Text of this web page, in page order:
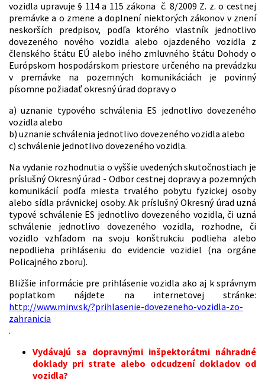
vozidla upravuje § 114 a 115 zákona č. 8/2009 Z. z. o cestnej
premávke a o zmene a doplnení niektorých zákonov v znení
neskorších predpisov, podľa ktorého vlastník jednotlivo
dovezeného nového vozidla alebo ojazdeného vozidla z
členského štátu EÚ alebo iného zmluvného štátu Dohody o
Európskom hospodárskom priestore určeného na prevádzku
v premávke na pozemných komunikáciách je povinný
písomne požiadať okresný úrad dopravy o
a) uznanie typového schválenia ES jednotlivo dovezeného
vozidla alebo
b) uznanie schválenia jednotlivo dovezeného vozidla alebo
c) schválenie jednotlivo dovezeného vozidla.
Na vydanie rozhodnutia o vyššie uvedených skutočnostiach je
príslušný Okresný úrad - Odbor cestnej dopravy a pozemných
komunikácií podľa miesta trvalého pobytu fyzickej osoby
alebo sídla právnickej osoby. Ak príslušný Okresný úrad uzná
typové schválenie ES jednotlivo dovezeného vozidla, či uzná
schválenie jednotlivo dovezeného vozidla, rozhodne, či
vozidlo vzhľadom na svoju konštrukciu podlieha alebo
nepodlieha prihláseniu do evidencie vozidiel (na orgáne
Policajného zboru).
Bližšie informácie pre prihlásenie vozidla ako aj k správnym
poplatkom nájdete na internetovej stránke:
http://www.minv.sk/?prihlasenie-dovezeneho-vozidla-zo-
zahranicia
.
Vydávajú sa dopravnými inšpektorátmi náhradné
doklady pri strate alebo odcudzení dokladov od
vozidla?